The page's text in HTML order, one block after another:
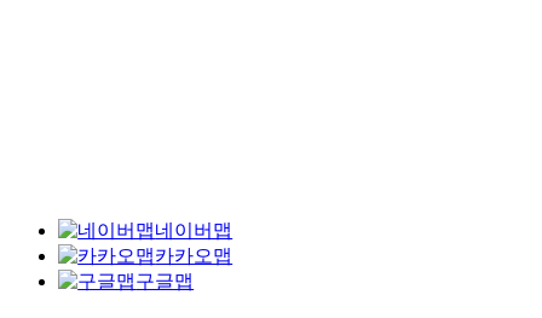
네이버맵
카카오맵
구글맵